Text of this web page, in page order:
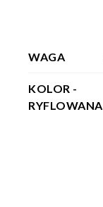
WAGA
KOLOR -
RYFLOWANA